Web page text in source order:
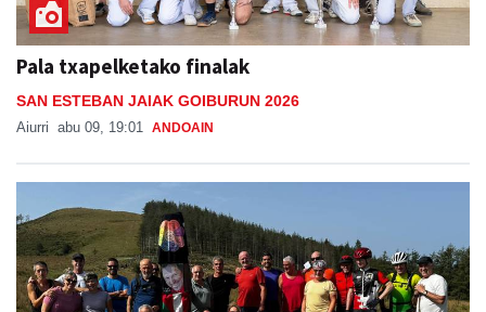
Pala txapelketako finalak
SAN ESTEBAN JAIAK GOIBURUN 2026
Aiurri abu 09, 19:01 ANDOAIN